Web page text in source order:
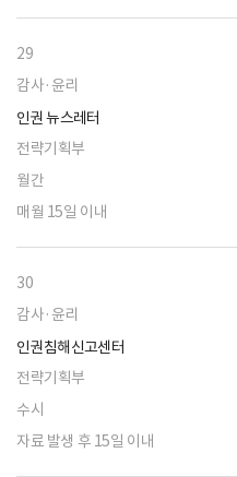
29
감사·윤리
인권 뉴스레터
전략기획부
월간
매월 15일 이내
30
감사·윤리
인권침해신고센터
전략기획부
수시
자료 발생 후 15일 이내